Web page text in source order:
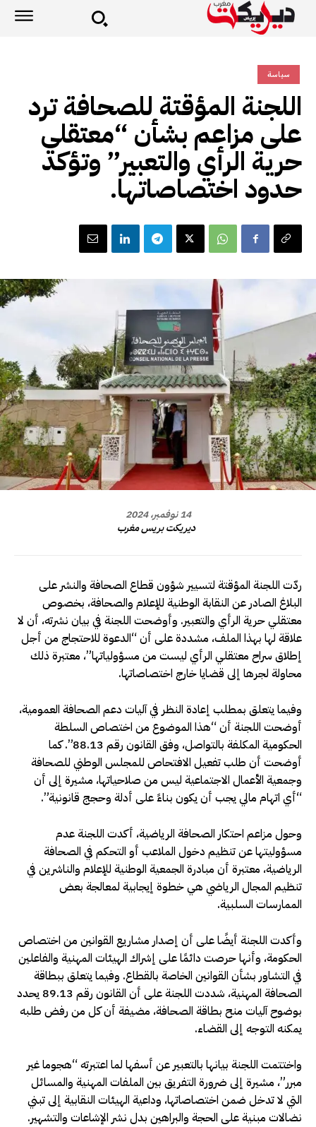
سياسة
اللجنة المؤقتة للصحافة ترد
على مزاعم بشأن “معتقلي
حرية الرأي والتعبير” وتؤكد
حدود اختصاصاتها.
14 نوفمبر، 2024
ديريكت بريس مغرب
ردّت اللجنة المؤقتة لتسيير شؤون قطاع الصحافة والنشر على
البلاغ الصادر عن النقابة الوطنية للإعلام والصحافة، بخصوص
معتقلي حرية الرأي والتعبير. وأوضحت اللجنة في بيان نشرته، أن لا
علاقة لها بهذا الملف، مشددة على أن “الدعوة للاحتجاج من أجل
إطلاق سراح معتقلي الرأي ليست من مسؤولياتها”، معتبرة ذلك
محاولة لجرها إلى قضايا خارج اختصاصاتها.
وفيما يتعلق بمطلب إعادة النظر في آليات دعم الصحافة العمومية،
أوضحت اللجنة أن “هذا الموضوع من اختصاص السلطة
الحكومية المكلفة بالتواصل، وفق القانون رقم 88.13”. كما
أوضحت أن طلب تفعيل الافتحاص للمجلس الوطني للصحافة
وجمعية الأعمال الاجتماعية ليس من صلاحياتها، مشيرة إلى أن
“أي اتهام مالي يجب أن يكون بناءً على أدلة وحجج قانونية”.
وحول مزاعم احتكار الصحافة الرياضية، أكدت اللجنة عدم
مسؤوليتها عن تنظيم دخول الملاعب أو التحكم في الصحافة
الرياضية، معتبرة أن مبادرة الجمعية الوطنية للإعلام والناشرين في
تنظيم المجال الرياضي هي خطوة إيجابية لمعالجة بعض
الممارسات السلبية.
وأكدت اللجنة أيضًا على أن إصدار مشاريع القوانين من اختصاص
الحكومة، وأنها حرصت دائمًا على إشراك الهيئات المهنية والفاعلين
في التشاور بشأن القوانين الخاصة بالقطاع. وفيما يتعلق ببطاقة
الصحافة المهنية، شددت اللجنة على أن القانون رقم 89.13 يحدد
بوضوح آليات منح بطاقة الصحافة، مضيفة أن كل من رفض طلبه
يمكنه التوجه إلى القضاء.
واختتمت اللجنة بيانها بالتعبير عن أسفها لما اعتبرته “هجوما غير
مبرر”، مشيرة إلى ضرورة التفريق بين الملفات المهنية والمسائل
التي لا تدخل ضمن اختصاصاتها، وداعية الهيئات النقابية إلى تبني
نضالات مبنية على الحجة والبراهين بدل نشر الإشاعات والتشهير.